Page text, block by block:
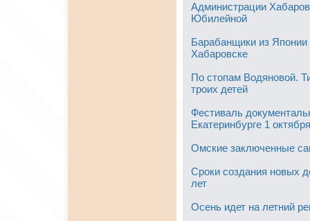
Администрации
Юбилейной
Барабанщики из
Хабаровске
По стопам Водяновой.
троих детей
Фестиваль
Екатеринбурге 1 октября
Омские заключенные
Сроки создания новых
лет
Осень идет на летний